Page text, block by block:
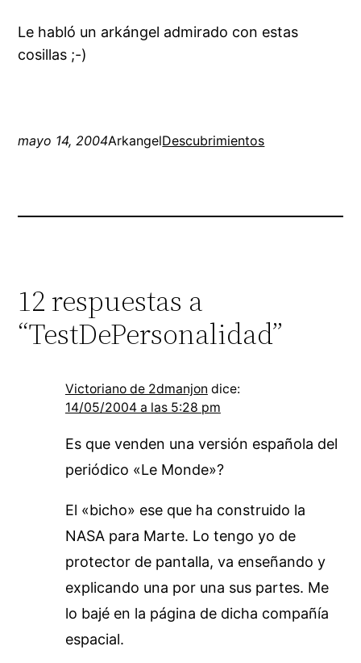
Le habló un arkángel admirado con estas
cosillas ;-)
mayo 14, 2004ArkangelDescubrimientos
12 respuestas a
“TestDePersonalidad”
Victoriano de 2dmanjon dice:
14/05/2004 a las 5:28 pm
Es que venden una versión española del
periódico «Le Monde»?
El «bicho» ese que ha construido la
NASA para Marte. Lo tengo yo de
protector de pantalla, va enseñando y
explicando una por una sus partes. Me
lo bajé en la página de dicha compañía
espacial.